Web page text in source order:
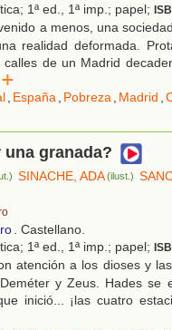
1ª ed., 1ª imp.; papel;
a menos, una
realidad deformada.
de un Madrid
España Pobreza Madrid
granada?
SINACHE, ADA(ilust.)
. Castellano.
1ª ed., 1ª imp.; papel;
atención a los dioses y
y Zeus. Hades
inició... ¡las cuatro